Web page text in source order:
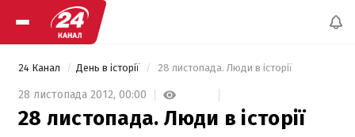
24 Канал День в історії 28 листопада. Люди в історії
28 листопада 2012, 00:00
28 листопада. Люди в історії